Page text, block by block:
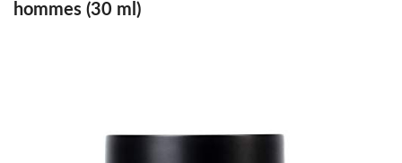
hommes (30 ml)